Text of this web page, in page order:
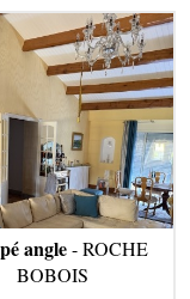
angle- ROCHE
BOBOIS